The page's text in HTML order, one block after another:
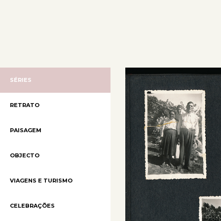
SÉRIES
RETRATO
PAISAGEM
OBJECTO
VIAGENS E TURISMO
CELEBRAÇÕES